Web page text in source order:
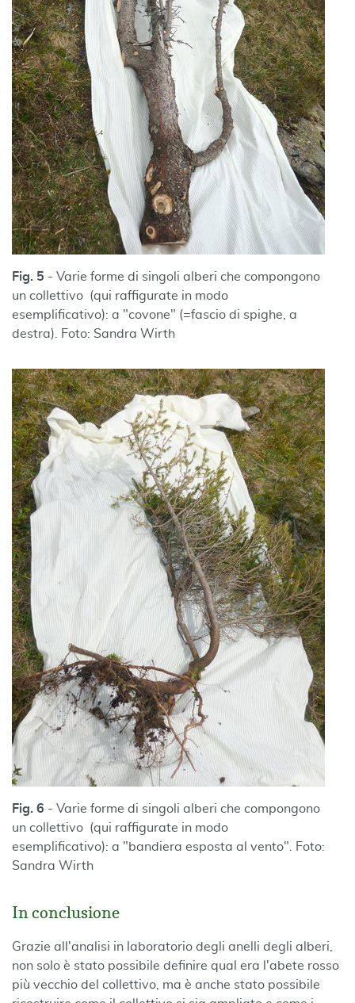
Fig. 5 - Varie forme di singoli alberi che compongono
un collettivo (qui raffigurate in modo
esemplificativo): a "covone" (=fascio di spighe, a
destra). Foto: Sandra Wirth
Fig. 6 - Varie forme di singoli alberi che compongono
un collettivo (qui raffigurate in modo
esemplificativo): a "bandiera esposta al vento". Foto:
Sandra Wirth
In conclusione
Grazie all'analisi in laboratorio degli anelli degli alberi,
non solo è stato possibile definire qual era l'abete rosso
più vecchio del collettivo, ma è anche stato possibile